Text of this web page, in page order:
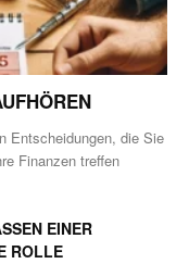
Entscheidungen, die Sie
Finanzen treffen
EINER
ROLLE